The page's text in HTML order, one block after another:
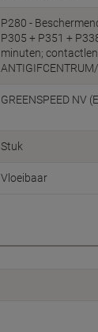
P280 -
P305 + P351 +
minuten;
GREENSPEED NV
Stuk
Vloeibaar